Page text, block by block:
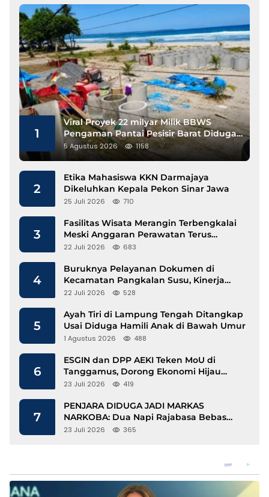
1
Viral Proyek 22 milyar Milik BBWS
Pengaman Pantai Pesisir Barat Diduga
Gunakan Besi Banci
5 Agustus 2026 1158
2
Etika Mahasiswa KKN Darmajaya
Dikeluhkan Kepala Pekon Sinar Jawa
25 Juli 2026 710
3
Fasilitas Wisata Merangin Terbengkalai
Meski Anggaran Perawatan Terus
Mengalir
22 Juli 2026 683
4
Buruknya Pelayanan Dokumen di
Kecamatan Pangkalan Susu, Kinerja
Disdukcapil Langkat Disorot
22 Juli 2026 528
5
Ayah Tiri di Lampung Tengah Ditangkap
Usai Diduga Hamili Anak di Bawah Umur
1 Agustus 2026 488
6
ESGIN dan DPP AEKI Teken MoU di
Tanggamus, Dorong Ekonomi Hijau
Berbasis Kopi dan Perdagangan Karbon
23 Juli 2026 419
7
PENJARA DIDUGA JADI MARKAS
NARKOBA: Dua Napi Rajabasa Bebas
Gunakan HP, Muncul Dugaan
23 Juli 2026 365